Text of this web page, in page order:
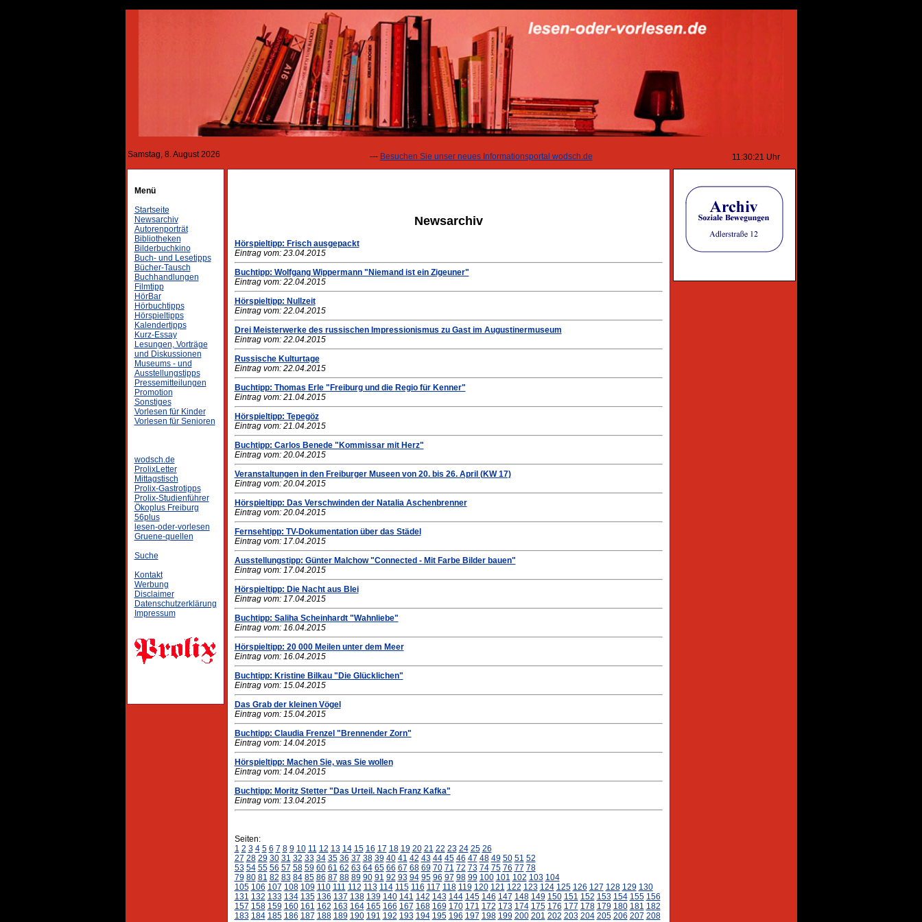
Samstag, 8. August 2026 Besuchen Sie unser neues Informationsportal wodsch.de 11:30:21 Uhr
Menü
Startseite
Newsarchiv
Autorenporträt
Bibliotheken
Bilderbuchkino
Buch- und Lesetipps
Bücher-Tausch
Buchhandlungen
Filmtipp
HörBar
Hörbuchtipps
Hörspieltipps
Kalendertipps
Kurz-Essay
Lesungen, Vorträge
und Diskussionen
Museums - und
Ausstellungstipps
Pressemitteilungen
Promotion
Sonstiges
Vorlesen für Kinder
Vorlesen für Senioren
wodsch.de
ProlixLetter
Mittagstisch
Prolix-Gastrotipps
Prolix-Studienführer
Ökoplus Freiburg
56plus
lesen-oder-vorlesen
Gruene-quellen
Suche
Kontakt
Werbung
Disclaimer
Datenschutzerklärung
Impressum
Newsarchiv
Hörspieltipp: Frisch ausgepackt
Eintrag vom: 23.04.2015
Buchtipp: Wolfgang Wippermann "Niemand ist ein Zigeuner"
Eintrag vom: 22.04.2015
Hörspieltipp: Nullzeit
Eintrag vom: 22.04.2015
Drei Meisterwerke des russischen Impressionismus zu Gast im Augustinermuseum
Eintrag vom: 22.04.2015
Russische Kulturtage
Eintrag vom: 22.04.2015
Buchtipp: Thomas Erle "Freiburg und die Regio für Kenner"
Eintrag vom: 21.04.2015
Hörspieltipp: Tepegöz
Eintrag vom: 21.04.2015
Buchtipp: Carlos Benede "Kommissar mit Herz"
Eintrag vom: 20.04.2015
Veranstaltungen in den Freiburger Museen von 20. bis 26. April (KW 17)
Eintrag vom: 20.04.2015
Hörspieltipp: Das Verschwinden der Natalia Aschenbrenner
Eintrag vom: 20.04.2015
Fernsehtipp: TV-Dokumentation über das Städel
Eintrag vom: 17.04.2015
Ausstellungstipp: Günter Malchow "Connected - Mit Farbe Bilder bauen"
Eintrag vom: 17.04.2015
Hörspieltipp: Die Nacht aus Blei
Eintrag vom: 17.04.2015
Buchtipp: Saliha Scheinhardt "Wahnliebe"
Eintrag vom: 16.04.2015
Hörspieltipp: 20 000 Meilen unter dem Meer
Eintrag vom: 16.04.2015
Buchtipp: Kristine Bilkau "Die Glücklichen"
Eintrag vom: 15.04.2015
Das Grab der kleinen Vögel
Eintrag vom: 15.04.2015
Buchtipp: Claudia Frenzel "Brennender Zorn"
Eintrag vom: 14.04.2015
Hörspieltipp: Machen Sie, was Sie wollen
Eintrag vom: 14.04.2015
Buchtipp: Moritz Stetter "Das Urteil. Nach Franz Kafka"
Eintrag vom: 13.04.2015
Seiten:
1 2 3 4 5 6 7 8 9 10 11 12 13 14 15 16 17 18 19 20 21 22 23 24 25 26
27 28 29 30 31 32 33 34 35 36 37 38 39 40 41 42 43 44 45 46 47 48 49 50 51 52
53 54 55 56 57 58 59 60 61 62 63 64 65 66 67 68 69 70 71 72 73 74 75 76 77 78
79 80 81 82 83 84 85 86 87 88 89 90 91 92 93 94 95 96 97 98 99 100 101 102 103 104
105 106 107 108 109 110 111 112 113 114 115 116 117 118 119 120 121 122 123 124 125 126 127 128 129 130
131 132 133 134 135 136 137 138 139 140 141 142 143 144 145 146 147 148 149 150 151 152 153 154 155 156
157 158 159 160 161 162 163 164 165 166 167 168 169 170 171 172 173 174 175 176 177 178 179 180 181 182
183 184 185 186 187 188 189 190 191 192 193 194 195 196 197 198 199 200 201 202 203 204 205 206 207 208